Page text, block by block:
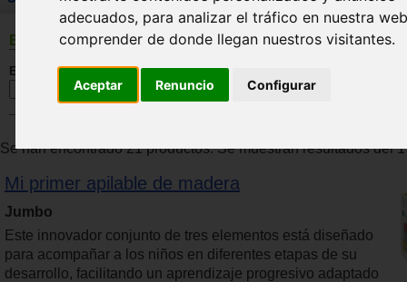
adecuados, para analizar el tráfico en nuestra
comprender de donde llegan nuestros visitantes.
Aceptar Renuncio Configurar
BÚSQUEDA
En esta sección:
Se han encontrado 21 productos. Se muestran resultados del
Mi primer apilable de madera
Jumbo
Este innovador conjunto de tres elementos está diseñado
para acompañar a los niños en diferentes etapas de su
desarrollo, facilitando un aprendizaje progresivo adaptado